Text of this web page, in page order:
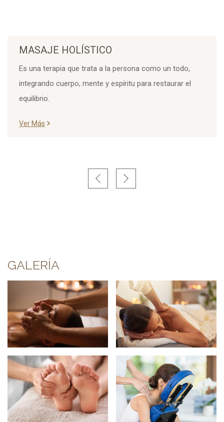
MASAJE HOLÍSTICO
Es una terapia que trata a la persona como un todo,
integrando cuerpo, mente y espíritu para restaurar el
equilibrio.
Ver Más
GALERÍA